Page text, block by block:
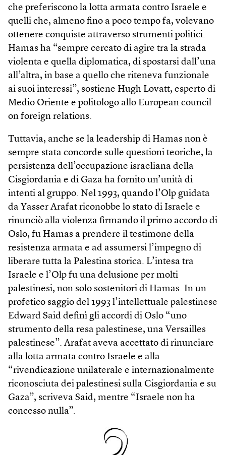
che preferiscono la lotta armata contro Israele e
quelli che, almeno fino a poco tempo fa, volevano
ottenere conquiste attraverso strumenti politici.
Hamas ha “sempre cercato di agire tra la strada
violenta e quella diplomatica, di spostarsi dall’una
all’altra, in base a quello che riteneva funzionale
ai suoi interessi”, sostiene Hugh Lovatt, esperto di
Medio Oriente e politologo allo European council
on foreign relations.
Tuttavia, anche se la leadership di Hamas non è
sempre stata concorde sulle questioni teoriche, la
persistenza dell’occupazione israeliana della
Cisgiordania e di Gaza ha fornito un’unità di
intenti al gruppo. Nel 1993, quando l’Olp guidata
da Yasser Arafat riconobbe lo stato di Israele e
rinunciò alla violenza firmando il primo accordo di
Oslo, fu Hamas a prendere il testimone della
resistenza armata e ad assumersi l’impegno di
liberare tutta la Palestina storica. L’intesa tra
Israele e l’Olp fu una delusione per molti
palestinesi, non solo sostenitori di Hamas. In un
profetico saggio del 1993 l’intellettuale palestinese
Edward Said definì gli accordi di Oslo “uno
strumento della resa palestinese, una Versailles
palestinese”. Arafat aveva accettato di rinunciare
alla lotta armata contro Israele e alla
“rivendicazione unilaterale e internazionalmente
riconosciuta dei palestinesi sulla Cisgiordania e su
Gaza”, scriveva Said, mentre “Israele non ha
concesso nulla”.